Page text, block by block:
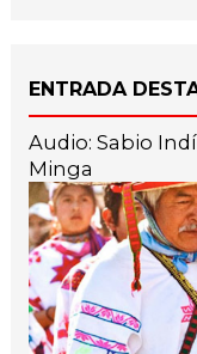
ENTRADA
Audio: Sabio
Minga